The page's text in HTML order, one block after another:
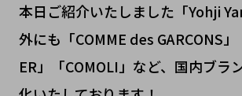
本日ご紹介いたしました「Yohji
外にも「COMME des GARCONS
ER」「COMOLI」など、国内ブラ